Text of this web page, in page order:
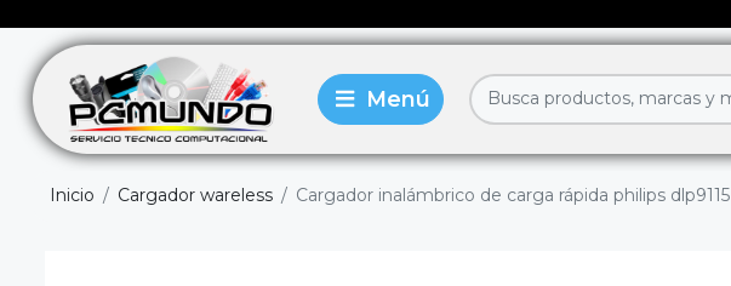
Inicio Cargador wareless Cargador inalámbrico de carga rápida philips dlp9115